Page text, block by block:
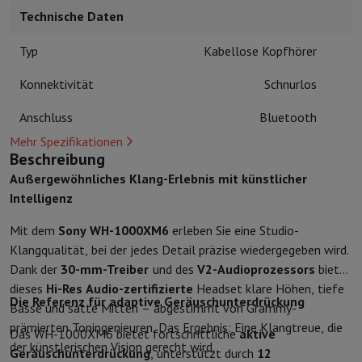
Kuechenzubehoer Manik und Küchenhandschuhe
Gebaeckutensilien
Getränkezubehör
Karaffen & Becher
Aufbewahren
Pflege & Gesundheit
ZahnbürsteElektrische Zahnbürste
HaarpflegeHaarglätterHaartrocknerLockenstabGebläsebürste
BeautyGesichtspflege
Rasur
Haarschneidemaschine Elektrischer Rasierer Bodygrooming
Haarentfernung
Ladyshave Epiliergerät Epilierer von gepulstem
Massage
Massage der Füße Massage des Rückens
Nacken- und
Wellness Personenwaage BlutdruckmessgerätKreislaufstimulator
Telefonie & Navigation
Smartphones Alle Smartphones Apple iPhone iPhone 17 iPhone Air
Generalüberholte SmartphonesGeneralüberholte Smartphones
Verbundene UhrenSmartwatchApple WatchSamsung Galaxy
Technische Daten
Typ Kabellose Kopfhörer
Konnektivität Schnurlos
Anschluss
Bluetooth
Mehr Spezifikationen
Beschreibung
Außergewöhnliches Klang-Erlebnis mit künstlicher
Intelligenz
Mit dem Sony WH-1000XM6 erleben Sie eine Studio-
Klangqualität, bei der jedes Detail präzise wiedergegeben wird.
Dank der 30-mm-Treiber und des V2-Audioprozessors bietet
dieses Hi-Res Audio-zertifizierte Headset klare Höhen, tiefe
Bässe und satte Mitten – abgestimmt von Grammy-
prämierten Toningenieuren. Das Ergebnis: Eine Klangtreue, die
der künstlerischen Vision gerecht wird.
Die Referenz für adaptive Geräuschunterdrückung
Das WH-1000XM6 bietet fortschrittlicheaktive
Geräuschunterdrückung, unterstützt durch 12